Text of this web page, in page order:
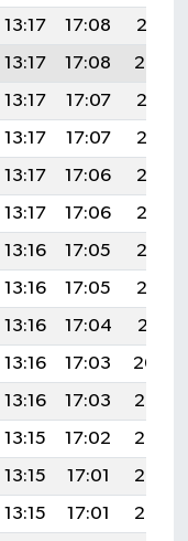
13:17 17:08
20:21
13:17 17:08
20:20
13:17 17:07
20:18
13:17 17:07
20:17
13:17 17:06
20:16
13:17 17:06
20:15
13:16 17:05
20:13
13:16 17:05
20:12
13:16 17:04
20:11
13:16 17:03
20:09
13:16 17:03
20:08
13:15 17:02
20:06
13:15 17:01
20:05
13:15 17:01
20:03